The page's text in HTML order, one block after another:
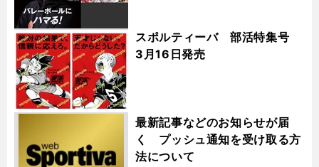
スポルティーバ 部活特集号
3月16日発売
最新記事などのお知らせが届
く プッシュ通知を受け取る方
法について